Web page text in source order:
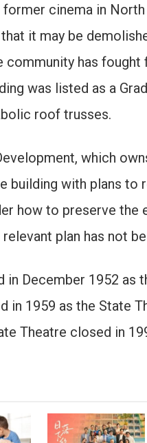
cinema in
it may be
community has
was listed as a
roof trusses.
which
building with plans to
how to preserve the
plan has not
in December 1952 as
in 1959 as the State
Theatre closed in